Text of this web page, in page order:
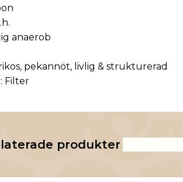
anaerob
pekannöt, livlig & strukturerad
Filter
produkter